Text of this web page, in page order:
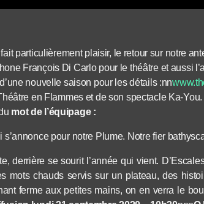
particulièrement plaisir, le retour sur notre
François Di Carlo pour le théâtre et aussi
nouvelle saison pour les détails :nn
en Flammes et de son spectacle Ka-You.
mot de l’équipage :
s’annonce pour notre Plume. Notre fier
derrière se sourit l’année qui vient.
mots chauds servis sur un plateau, des
ferme aux petites mains, on en verra le